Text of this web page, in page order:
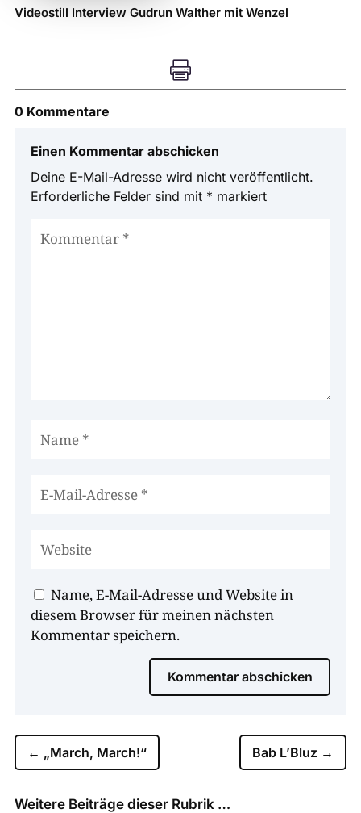
Videostill Interview Gudrun Walther mit Wenzel

0 Kommentare
Einen Kommentar abschicken
Deine E-Mail-Adresse wird nicht veröffentlicht.
Erforderliche Felder sind mit * markiert
Name, E-Mail-Adresse und Website in
diesem Browser für meinen nächsten
Kommentar speichern.
Kommentar abschicken
← „March, March!“ Bab L’Bluz →
Weitere Beiträge dieser Rubrik …